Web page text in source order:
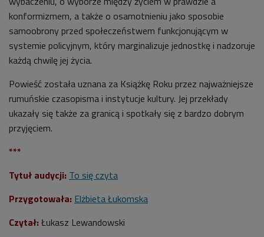
konformizmem, a także o osamotnieniu jako sposobie
samoobrony przed społeczeństwem funkcjonującym w
systemie policyjnym, który marginalizuje jednostkę i nadzoruje
każdą chwilę jej życia.
Powieść została uznana za Książkę Roku przez najważniejsze
rumuńskie czasopisma i instytucje kultury. Jej przekłady
ukazały się także za granicą i spotkały się z bardzo dobrym
przyjęciem.
***
Tytuł audycji: To się czyta
Przygotowała: Elżbieta Łukomska
Czytał: Łukasz Lewandowski